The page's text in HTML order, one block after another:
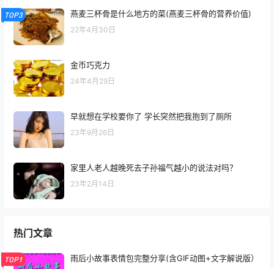
TOP3 燕麦三杯骨是什么地方的菜(燕麦三杯骨的营养价值)
22年4月30日
金币巧克力
24年4月29日
早就想在学校要你了 学长突然把我抱到了厕所
23年9月26日
家里人老人越晚死去子孙福气越小的说法对吗？
23年2月14日
热门文章
TOP1 雨后小故事表情包完整分享(含GIF动图+文字解说版）